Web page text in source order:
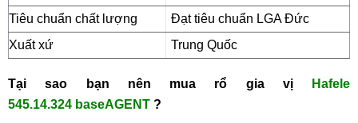
Tiêu chuẩn chất lượng
Đạt tiêu chuẩn LGA Đức
Xuất xứ
Trung Quốc
Tại sao bạn nên mua rổ gia vị
Hafele
545.14.324 baseAGENT ?